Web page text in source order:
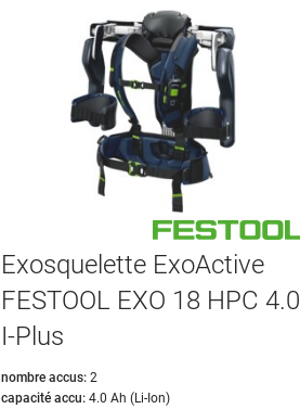
Exosquelette ExoActive
FESTOOL EXO 18 HPC 4.0
I-Plus
nombre accus: 2
capacité accu: 4.0 Ah (Li-Ion)